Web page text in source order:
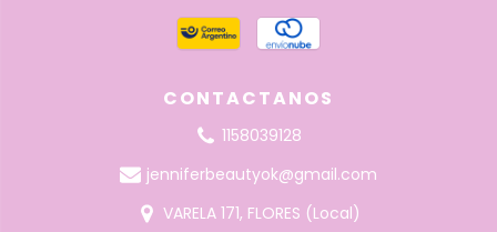
CONTACTANOS
1158039128
jenniferbeautyok@gmail.com
VARELA 171, FLORES (Local)